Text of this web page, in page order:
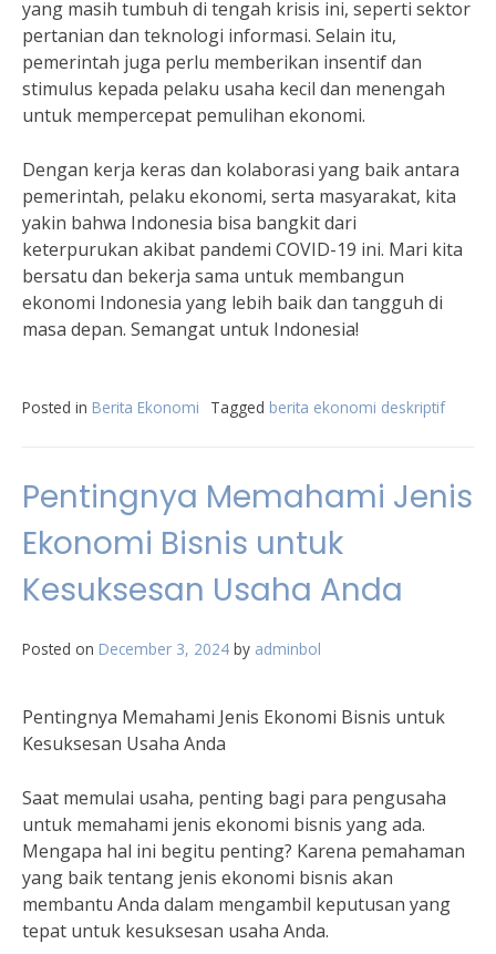
yang masih tumbuh di tengah krisis ini, seperti sektor
pertanian dan teknologi informasi. Selain itu,
pemerintah juga perlu memberikan insentif dan
stimulus kepada pelaku usaha kecil dan menengah
untuk mempercepat pemulihan ekonomi.
Dengan kerja keras dan kolaborasi yang baik antara
pemerintah, pelaku ekonomi, serta masyarakat, kita
yakin bahwa Indonesia bisa bangkit dari
keterpurukan akibat pandemi COVID-19 ini. Mari kita
bersatu dan bekerja sama untuk membangun
ekonomi Indonesia yang lebih baik dan tangguh di
masa depan. Semangat untuk Indonesia!
Posted in Berita Ekonomi Tagged berita ekonomi deskriptif
Pentingnya Memahami Jenis
Ekonomi Bisnis untuk
Kesuksesan Usaha Anda
Posted on December 3, 2024 by adminbol
Pentingnya Memahami Jenis Ekonomi Bisnis untuk
Kesuksesan Usaha Anda
Saat memulai usaha, penting bagi para pengusaha
untuk memahami jenis ekonomi bisnis yang ada.
Mengapa hal ini begitu penting? Karena pemahaman
yang baik tentang jenis ekonomi bisnis akan
membantu Anda dalam mengambil keputusan yang
tepat untuk kesuksesan usaha Anda.